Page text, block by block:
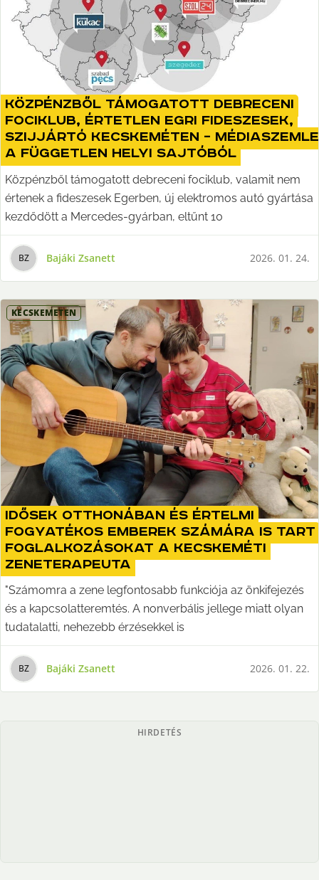
Közpénzből támogatott debreceni
fociklub, értetlen egri fideszesek,
Szijjártó Kecskeméten – médiaszemle
a független helyi sajtóból
Közpénzből támogatott debreceni fociklub, valamit nem
értenek a fideszesek Egerben, új elektromos autó gyártása
kezdődött a Mercedes-gyárban, eltűnt 10
BZ Bajáki Zsanett 2026. 01. 24.
KECSKEMÉTEN
Idősek otthonában és értelmi
fogyatékos emberek számára is tart
foglalkozásokat a kecskeméti
zeneterapeuta
"Számomra a zene legfontosabb funkciója az önkifejezés
és a kapcsolatteremtés. A nonverbális jellege miatt olyan
tudatalatti, nehezebb érzésekkel is
BZ Bajáki Zsanett 2026. 01. 22.
HIRDETÉS